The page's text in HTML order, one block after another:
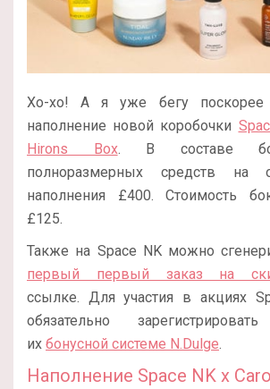
Хо-хо! А я уже бегу поскорее
наполнение новой коробочки
Hirons Box. В составе
полноразмерных средств
наполнения £400. Стоимость
£125.
Также на Space NK можно
первый первый заказ на
ссылке. Для участия в акциях
обязательно
их бонусной системе N.Dulge.
Наполнение Space NK x